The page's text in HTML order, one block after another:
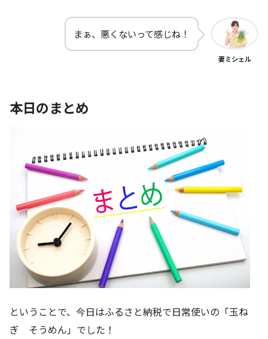
まぁ、悪くないって感じね！
妻ミシェル
本日のまとめ
ということで、今日はふるさと納税で日常使いの「玉ね
ぎ そうめん」でした！